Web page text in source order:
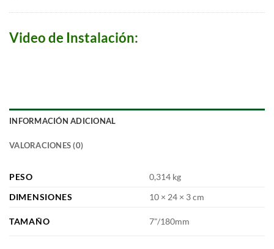
Video de Instalación:
INFORMACIÓN ADICIONAL
VALORACIONES (0)
PESO
0,314 kg
DIMENSIONES
10 × 24 × 3 cm
TAMAÑO 7"/180mm